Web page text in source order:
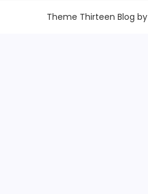
Theme Thirteen Blog by